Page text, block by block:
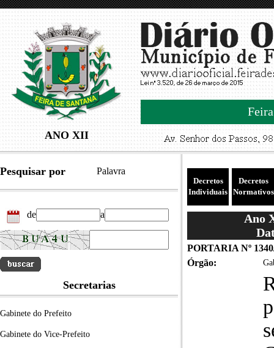
ANO XII
Pesquisar por Palavra
de a
Secretarias
Gabinete do Prefeito
Gabinete do Vice-Prefeito
Decretos
Individuais
Decretos
Normativos
Ano
PORTARIA Nº
Órgão: